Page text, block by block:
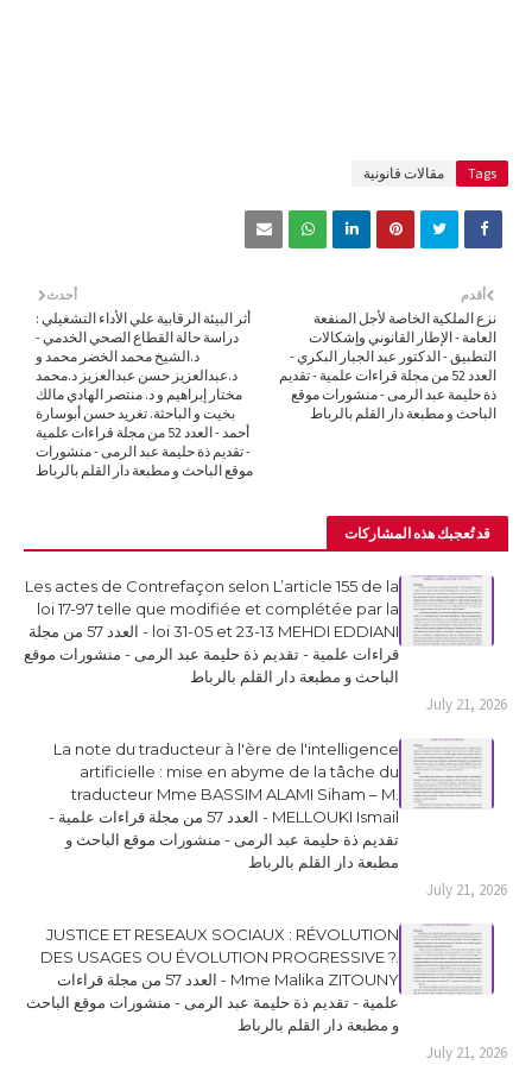
Tags مقالات قانونية
أحدث
أثر البيئة الرقابية علي الأداء التشغيلي :
دراسة حالة القطاع الصحي الخدمي -
د.الشيخ محمد الخضر محمد و
د.عبدالعزيز حسن عبدالعزيز د.محمد
مختار إبراهيم و د. منتصر الهادي مالك
بخيت و الباحثة. تغريد حسن أبوسارة
أحمد - العدد 52 من مجلة قراءات علمية
- تقديم ذة حليمة عبد الرمى - منشورات
موقع الباحث و مطبعة دار القلم بالرباط
أقدم
نزع الملكية الخاصة لأجل المنفعة
العامة - الإطار القانوني وإشكالات
التطبيق - الدكتور عبد الجبار البكري -
العدد 52 من مجلة قراءات علمية - تقديم
ذة حليمة عبد الرمى - منشورات موقع
الباحث و مطبعة دار القلم بالرباط
قد تُعجبك هذه المشاركات
Les actes de Contrefaçon selon L’article 155 de la
loi 17-97 telle que modifiée et complétée par la
loi 31-05 et 23-13 MEHDI EDDIANI - العدد 57 من مجلة
قراءات علمية - تقديم ذة حليمة عبد الرمى - منشورات موقع
الباحث و مطبعة دار القلم بالرباط
July 21, 2026
La note du traducteur à l'ère de l'intelligence
artificielle : mise en abyme de la tâche du
traducteur Mme BASSIM ALAMI Siham – M.
MELLOUKI Ismail - العدد 57 من مجلة قراءات علمية -
تقديم ذة حليمة عبد الرمى - منشورات موقع الباحث و
مطبعة دار القلم بالرباط
July 21, 2026
JUSTICE ET RESEAUX SOCIAUX : RÉVOLUTION
DES USAGES OU ÉVOLUTION PROGRESSIVE ?.
Mme Malika ZITOUNY - العدد 57 من مجلة قراءات
علمية - تقديم ذة حليمة عبد الرمى - منشورات موقع الباحث
و مطبعة دار القلم بالرباط
July 21, 2026